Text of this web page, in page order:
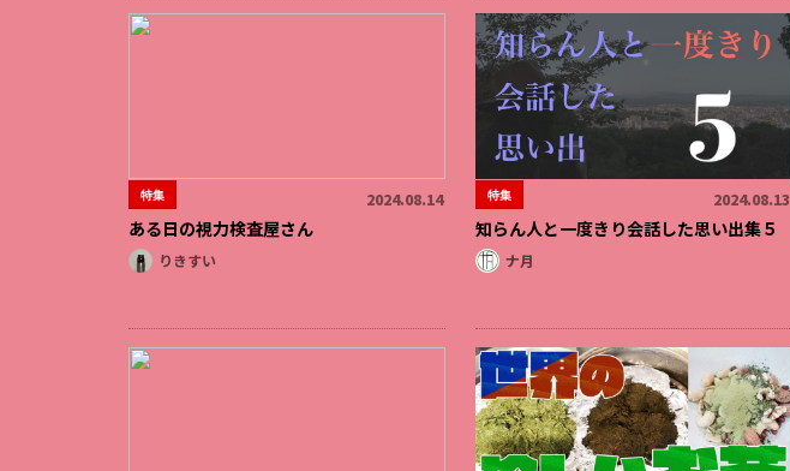
特集 2024.08.14
ある日の視力検査屋さん
りきすい
特集 2024.08.13
知らん人と一度きり会話した思い出集５
ナ月